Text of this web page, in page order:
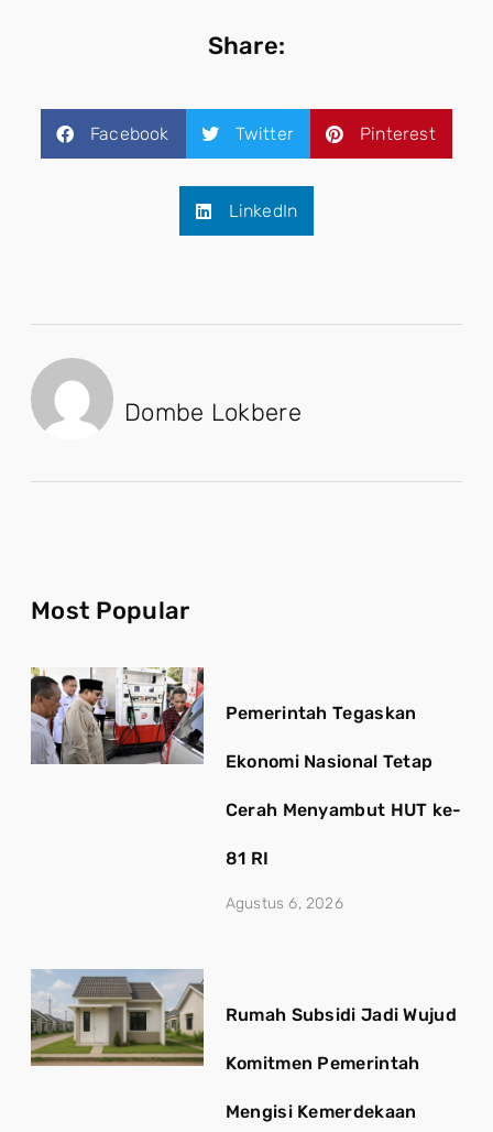
Share:
Facebook Twitter Pinterest
LinkedIn
Dombe Lokbere
Most Popular
Pemerintah Tegaskan
Ekonomi Nasional Tetap
Cerah Menyambut HUT ke-
81 RI
Agustus 6, 2026
Rumah Subsidi Jadi Wujud
Komitmen Pemerintah
Mengisi Kemerdekaan